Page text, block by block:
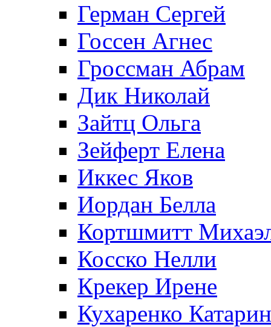
Герман Сергей
Госсен Агнес
Гроссман Абрам
Дик Николай
Зайтц Ольга
Зейферт Елена
Иккес Яков
Иордан Белла
Кортшмитт
Косско Нелли
Крекер Ирене
Кухаренко